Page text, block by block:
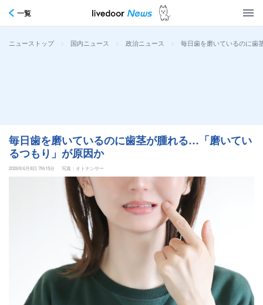
一覧
ニューストップ > 国内ニュース > 政治ニュース > 毎日歯を磨いているのに歯
毎日歯を磨いているのに歯茎が腫れる…「磨いてい
るつもり」が原因か
2026年6月8日 7時15分 写真：オトナンサー